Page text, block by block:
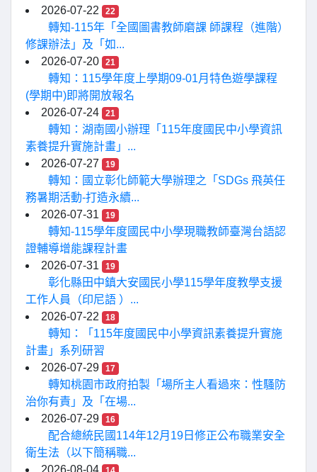
2026-07-22
22
轉知-115年「全國圖書教師磨課 師課程（進階）
修課辦法」及「如...
2026-07-20
21
轉知：115學年度上學期09-01月特色遊學課程
(學期中)即將開放報名
2026-07-24
21
轉知：湖南國小辦理「115年度國民中小學資訊
素養提升實施計畫」...
2026-07-27
19
轉知：國立彰化師範大學辦理之「SDGs 飛英任
務暑期活動-打造永續...
2026-07-31
19
轉知-115學年度國民中小學現職教師臺灣台語認
證輔導增能課程計畫
2026-07-31
19
彰化縣田中鎮大安國民小學115學年度教學支援
工作人員（印尼語 ）...
2026-07-22
18
轉知：「115年度國民中小學資訊素養提升實施
計畫」系列研習
2026-07-29
17
轉知桃園市政府拍製「場所主人看過來：性騷防
治你有責」及「在場...
2026-07-29
16
配合總統民國114年12月19日修正公布職業安全
衛生法（以下簡稱職...
2026-08-04